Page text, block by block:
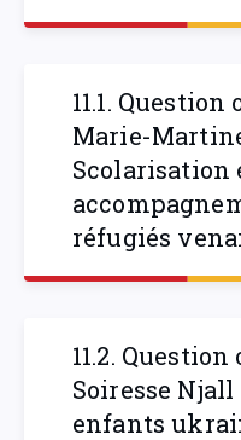
11.1.
Marie-
Scolarisation
réfugiés
11.2.
Soiresse
enfants